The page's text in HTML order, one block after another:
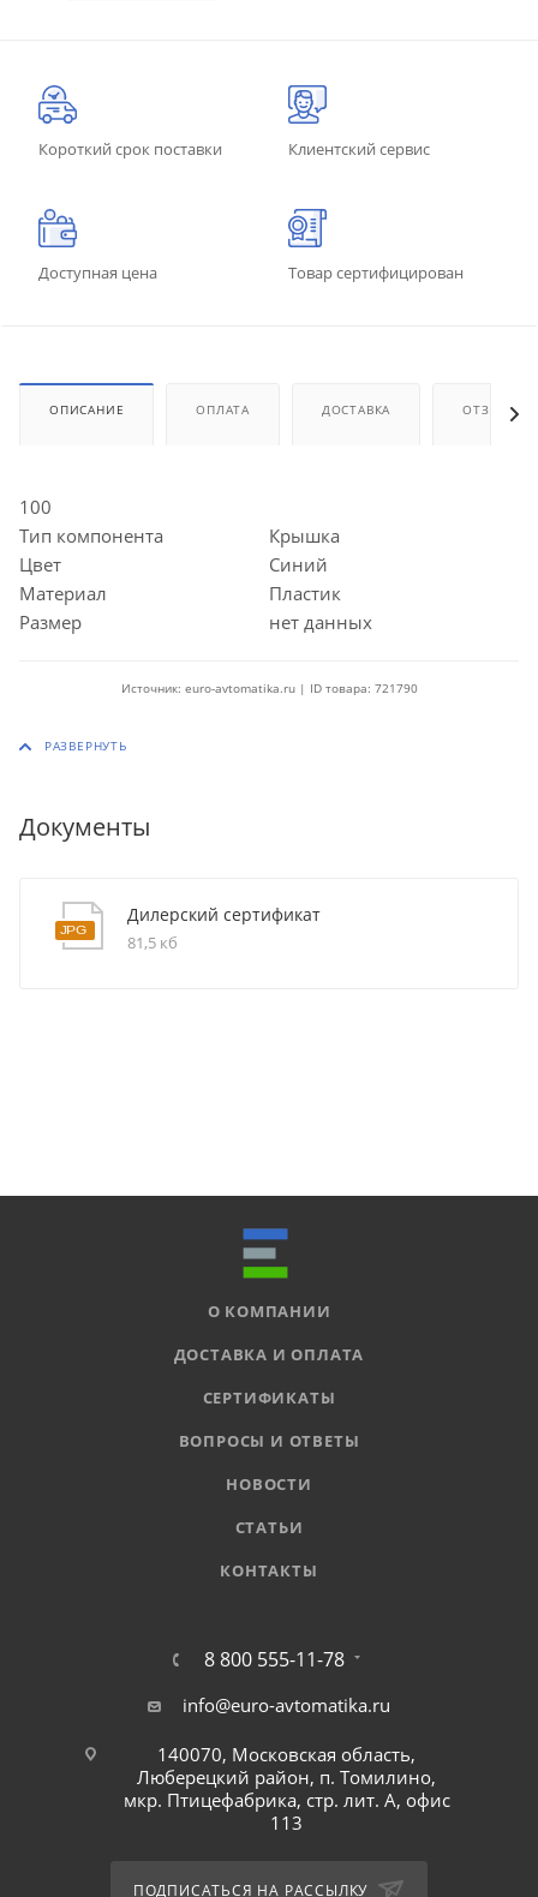
Короткий срок поставки Клиентский сервис
Доступная цена Товар сертифицирован
ОПИСАНИЕ ОПЛАТА ДОСТАВКА ОТЗЫВЫ
100
Тип компонента
Крышка
Цвет
Синий
Материал
Пластик
Размер
нет данных
Источник: euro-avtomatika.ru | ID товара: 721790
Документы
Дилерский сертификат
81,5 кб
О КОМПАНИИ
ДОСТАВКА И ОПЛАТА
СЕРТИФИКАТЫ
ВОПРОСЫ И ОТВЕТЫ
НОВОСТИ
СТАТЬИ
КОНТАКТЫ
8 800 555-11-78
info@euro-avtomatika.ru
140070, Московская область,
Люберецкий район, п. Томилино,
мкр. Птицефабрика, стр. лит. А, офис
113
ПОДПИСАТЬСЯ НА РАССЫЛКУ